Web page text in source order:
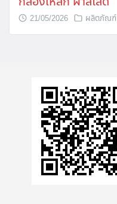
21/05/2026 ผลิตภัณฑ์